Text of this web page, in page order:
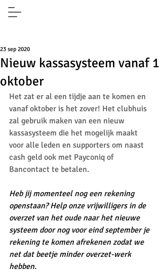
Nieuw kassasysteem vanaf 1
oktober
23 sep 2020
Het zat er al een tijdje aan te komen en
vanaf oktober is het zover! Het clubhuis
zal gebruik maken van een nieuw
kassasysteem die het mogelijk maakt
voor alle leden en supporters om naast
cash geld ook met Payconiq of
Bancontact te betalen.
Heb jij momenteel nog een rekening
openstaan? Help onze vrijwilligers in de
overzet van het oude naar het nieuwe
systeem door nog voor eind september je
rekening te komen afrekenen zodat we
net dat beetje minder overzet-werk
hebben.